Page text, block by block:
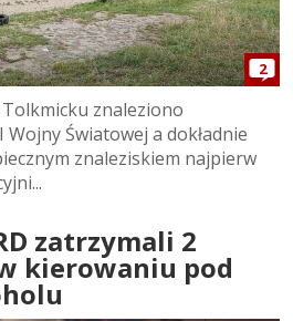
2
znaleziono
Wojny Światowej a dokładnie
znaleziskiem najpierw
zatrzymali 2
kierowaniu pod